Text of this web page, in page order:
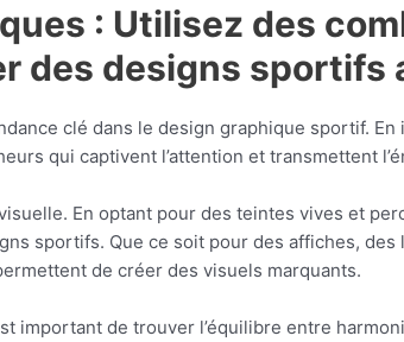
: Utilisez des
des designs sportifs
clé dans le design graphique sportif.
qui captivent l’attention et transmettent
En optant pour des teintes vives et
sportifs. Que ce soit pour des affiches, des
de créer des visuels marquants.
important de trouver l’équilibre entre